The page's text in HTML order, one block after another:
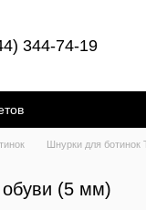
344-74-19
Шнурки для ботинок
(5 мм)